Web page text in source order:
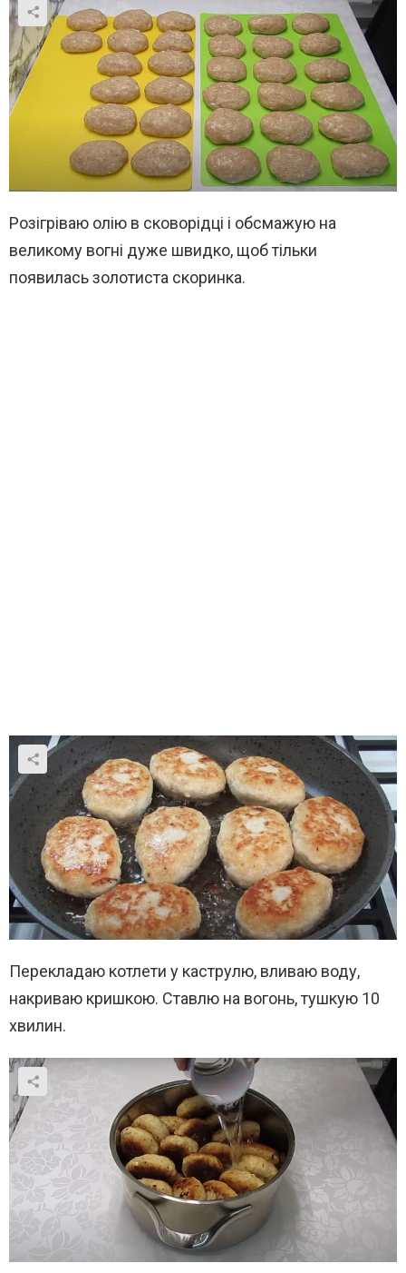
Розігріваю олію в сковорідці і обсмажую на
великому вогні дуже швидко, щоб тільки
появилась золотиста скоринка.
Перекладаю котлети у каструлю, вливаю воду,
накриваю кришкою. Ставлю на вогонь, тушкую 10
хвилин.